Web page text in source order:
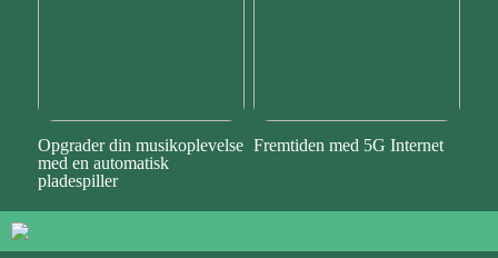
Opgrader din musikoplevelse
med en automatisk
pladespiller
Fremtiden med 5G Internet